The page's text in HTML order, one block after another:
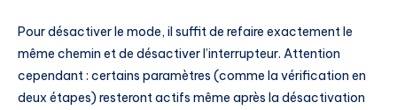
Pour désactiver le mode, il suffit de refaire exactement le
même chemin et de désactiver l’interrupteur. Attention
cependant : certains paramètres (comme la vérification en
deux étapes) resteront actifs même après la désactivation